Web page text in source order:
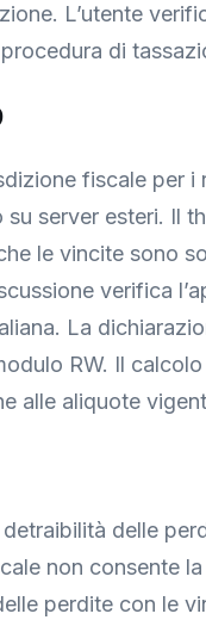
L’utente
di
fiscale per i
su server esteri. Il
le vincite sono
verifica
La
RW. Il
alle aliquote
delle
non consente la
perdite con le